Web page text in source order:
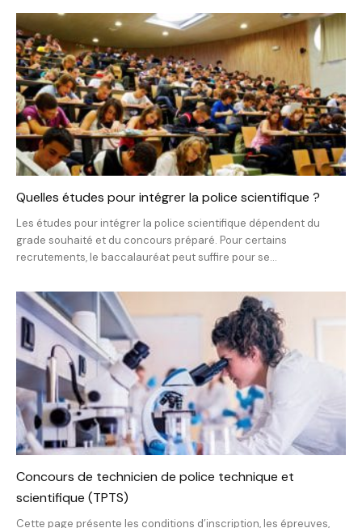
Quelles études pour intégrer la police scientifique ?
Les études pour intégrer la police scientifique dépendent du
grade souhaité et du concours préparé. Pour certains
recrutements, le baccalauréat peut suffire pour se...
Concours de technicien de police technique et
scientifique (TPTS)
Cette page présente les conditions d’inscription, les épreuves,